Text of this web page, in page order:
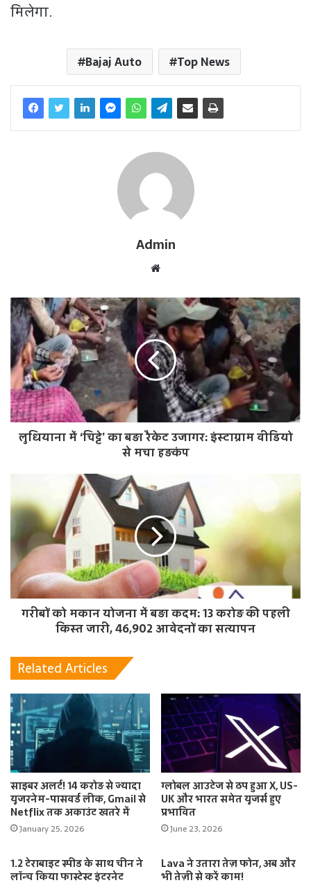
मिलेगा.
Bajaj Auto Top News
Admin
b
s
i
t
e
लुधियाना में ‘चिट्टे’ का बड़ा रैकेट उजागर: इंस्टाग्राम वीडियो
से मचा हड़कंप
गरीबों को मकान योजना में बड़ा कदम: 13 करोड़ की पहली
किस्त जारी, 46,902 आवेदनों का सत्यापन
Related Articles
साइबर अलर्ट! 14 करोड़ से ज्यादा
यूजरनेम-पासवर्ड लीक, Gmail से
Netflix तक अकाउंट खतरे में
January 25, 2026
ग्लोबल आउटेज से ठप हुआ X, US-
UK और भारत समेत यूजर्स हुए
प्रभावित
June 23, 2026
1.2 टेराबाइट स्पीड के साथ चीन ने
लॉन्च किया फास्टेस्ट इंटरनेट
Lava ने उतारा तेज़ फोन, अब और
भी तेज़ी से करें काम!